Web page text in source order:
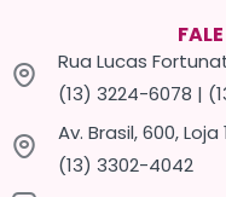
Rua Lucas
(13) 3224-6078 |
Av. Brasil, 600,
(13) 3302-4042